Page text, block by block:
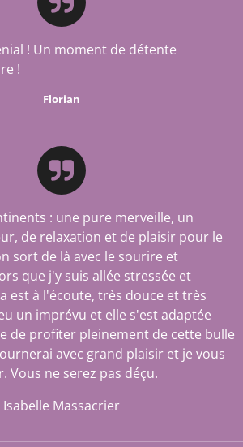
! Un moment de détente
!
Florian
: une pure merveille, un
de relaxation et de plaisir pour le
sort de là avec le sourire et
que j'y suis allée stressée et
est à l'écoute, très douce et très
un imprévu et elle s'est adaptée
de profiter pleinement de cette bulle
avec grand plaisir et je vous
Vous ne serez pas déçu.
Isabelle Massacrier